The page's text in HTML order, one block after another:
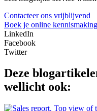
Contacteer ons vrijblijvend
Boek je online
LinkedIn
Facebook
Twitter
Deze
wellicht ook: